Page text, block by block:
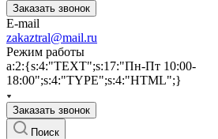
Заказать звонок
E-mail
zakaztral@mail.ru
Режим работы
a:2:{s:4:"TEXT";s:17:"Пн-Пт 10:00-
18:00";s:4:"TYPE";s:4:"HTML";}
Заказать звонок
Поиск